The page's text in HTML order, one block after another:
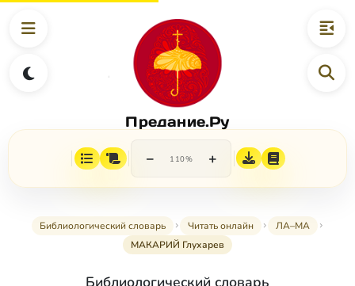
Предание.Ру
− 110% +
Библиологический словарь Читать онлайн
ЛА–МА
МАКАРИЙ Глухарев
Библиологический словарь